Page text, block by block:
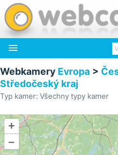

Webkamery Evropa >
Středočeský kraj
Typ kamer: Všechny typy kamer
+
–